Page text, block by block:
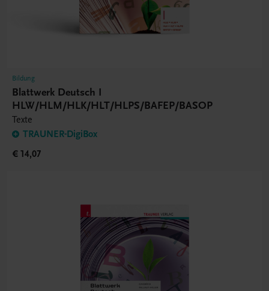
Bildung
Blattwerk Deutsch I
HLW/HLM/HLK/HLT/HLPS/BAFEP/BASOP
Texte
TRAUNER-DigiBox
€ 14,07